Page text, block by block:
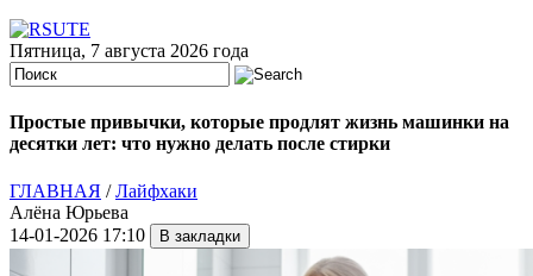
Пятница, 7 августа 2026 года
Простые привычки, которые продлят жизнь машинки на
десятки лет: что нужно делать после стирки
ГЛАВНАЯ /Лайфхаки
Алёна Юрьева
14-01-2026 17:10